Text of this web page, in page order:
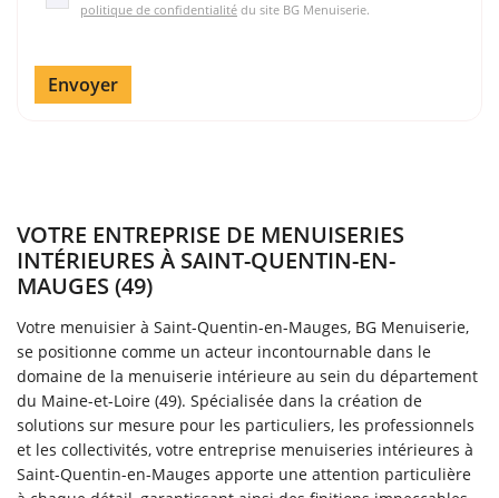
politique de confidentialité du site BG Menuiserie.
Envoyer
VOTRE ENTREPRISE DE MENUISERIES
INTÉRIEURES À SAINT-QUENTIN-EN-
MAUGES (49)
Votre menuisier à Saint-Quentin-en-Mauges, BG Menuiserie,
se positionne comme un acteur incontournable dans le
domaine de la menuiserie intérieure au sein du département
du Maine-et-Loire (49). Spécialisée dans la création de
solutions sur mesure pour les particuliers, les professionnels
et les collectivités, votre entreprise menuiseries intérieures à
Saint-Quentin-en-Mauges apporte une attention particulière